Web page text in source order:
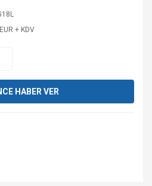
+ KDV
HABER VER